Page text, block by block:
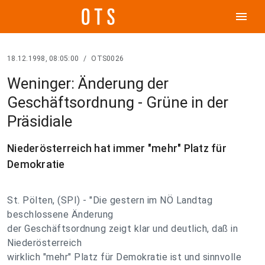
menu
18.12.1998, 08:05:00 / OTS0026
Weninger: Änderung der
Geschäftsordnung - Grüne in der
Präsidiale
Niederösterreich hat immer "mehr" Platz für
Demokratie
St. Pölten, (SPI) - "Die gestern im NÖ Landtag
beschlossene Änderung
der Geschäftsordnung zeigt klar und deutlich, daß in
Niederösterreich
wirklich "mehr" Platz für Demokratie ist und sinnvolle